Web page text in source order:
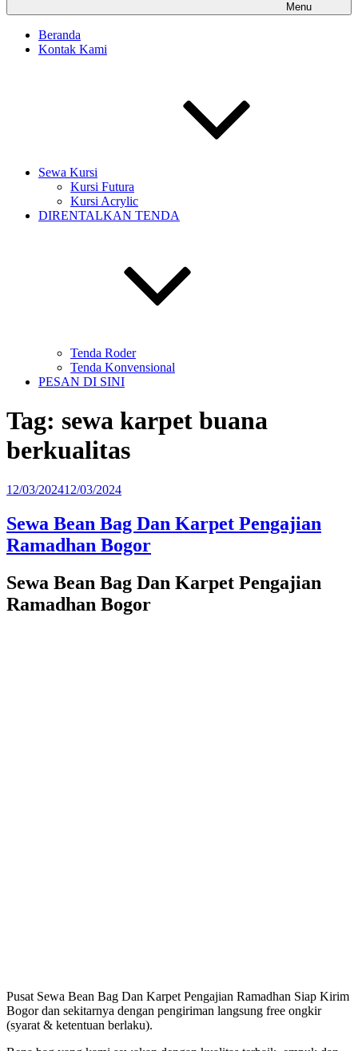
Menu
Beranda
Kontak Kami
Sewa Kursi
Kursi Futura
Kursi Acrylic
DIRENTALKAN TENDA
Tenda Roder
Tenda Konvensional
PESAN DI SINI
Tag: sewa karpet buana
berkualitas
Diposkan
12/03/202412/03/2024
Sewa Bean Bag Dan Karpet Pengajian
Ramadhan Bogor
Sewa Bean Bag Dan Karpet Pengajian
Ramadhan Bogor
Pusat Sewa Bean Bag Dan Karpet Pengajian Ramadhan Siap Kirim
Bogor dan sekitarnya dengan pengiriman langsung free ongkir
(syarat & ketentuan berlaku).